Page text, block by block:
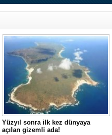
Yüzyıl sonra ilk kez dünyaya
açılan gizemli ada!